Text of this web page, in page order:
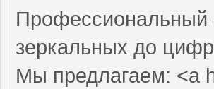
Профессиональный
зеркальных до
Мы предлагаем: <a